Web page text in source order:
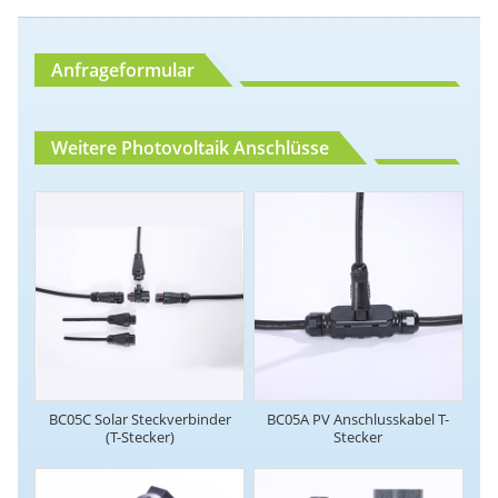
Anfrageformular
Weitere Photovoltaik Anschlüsse
BC05C Solar Steckverbinder
(T-Stecker)
BC05A PV Anschlusskabel T-
Stecker